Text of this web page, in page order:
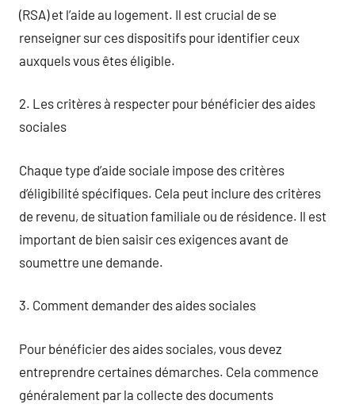
(RSA) et l’aide au logement. Il est crucial de se
renseigner sur ces dispositifs pour identifier ceux
auxquels vous êtes éligible.
2. Les critères à respecter pour bénéficier des aides
sociales
Chaque type d’aide sociale impose des critères
d’éligibilité spécifiques. Cela peut inclure des critères
de revenu, de situation familiale ou de résidence. Il est
important de bien saisir ces exigences avant de
soumettre une demande.
3. Comment demander des aides sociales
Pour bénéficier des aides sociales, vous devez
entreprendre certaines démarches. Cela commence
généralement par la collecte des documents